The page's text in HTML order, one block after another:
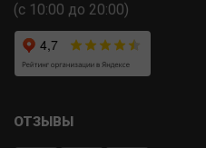
(с 10:00 до 20:00)
ОТЗЫВЫ